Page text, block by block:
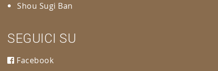
Shou Sugi Ban
SEGUICI SU
Facebook